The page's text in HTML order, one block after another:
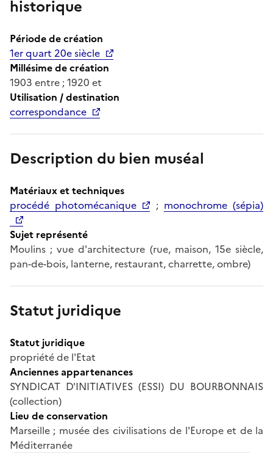
historique
Période de création
1er quart 20e siècle
Millésime de création
1903 entre ; 1920 et
Utilisation / destination
correspondance
Description du bien muséal
Matériaux et techniques
procédé photomécanique
; monochrome (sépia)
Sujet représenté
Moulins ; vue d'architecture (rue, maison, 15e siècle,
pan-de-bois, lanterne, restaurant, charrette, ombre)
Statut juridique
Statut juridique
propriété de l'Etat
Anciennes appartenances
SYNDICAT D'INITIATIVES (ESSI) DU BOURBONNAIS
(collection)
Lieu de conservation
Marseille ; musée des civilisations de l'Europe et de la
Méditerranée